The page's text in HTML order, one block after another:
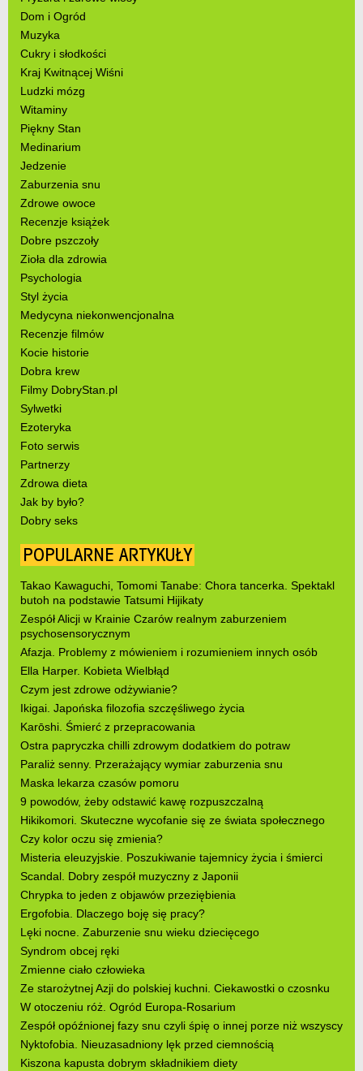
Dom i Ogród
Muzyka
Cukry i słodkości
Kraj Kwitnącej Wiśni
Ludzki mózg
Witaminy
Piękny Stan
Medinarium
Jedzenie
Zaburzenia snu
Zdrowe owoce
Recenzje książek
Dobre pszczoły
Zioła dla zdrowia
Psychologia
Styl życia
Medycyna niekonwencjonalna
Recenzje filmów
Kocie historie
Dobra krew
Filmy DobryStan.pl
Sylwetki
Ezoteryka
Foto serwis
Partnerzy
Zdrowa dieta
Jak by było?
Dobry seks
POPULARNE ARTYKUŁY
Takao Kawaguchi, Tomomi Tanabe: Chora tancerka. Spektakl
butoh na podstawie Tatsumi Hijikaty
Zespół Alicji w Krainie Czarów realnym zaburzeniem
psychosensorycznym
Afazja. Problemy z mówieniem i rozumieniem innych osób
Ella Harper. Kobieta Wielbłąd
Czym jest zdrowe odżywianie?
Ikigai. Japońska filozofia szczęśliwego życia
Karōshi. Śmierć z przepracowania
Ostra papryczka chilli zdrowym dodatkiem do potraw
Paraliż senny. Przerażający wymiar zaburzenia snu
Maska lekarza czasów pomoru
9 powodów, żeby odstawić kawę rozpuszczalną
Hikikomori. Skuteczne wycofanie się ze świata społecznego
Czy kolor oczu się zmienia?
Misteria eleuzyjskie. Poszukiwanie tajemnicy życia i śmierci
Scandal. Dobry zespół muzyczny z Japonii
Chrypka to jeden z objawów przeziębienia
Ergofobia. Dlaczego boję się pracy?
Lęki nocne. Zaburzenie snu wieku dziecięcego
Syndrom obcej ręki
Zmienne ciało człowieka
Ze starożytnej Azji do polskiej kuchni. Ciekawostki o czosnku
W otoczeniu róż. Ogród Europa-Rosarium
Zespół opóźnionej fazy snu czyli śpię o innej porze niż wszyscy
Nyktofobia. Nieuzasadniony lęk przed ciemnością
Kiszona kapusta dobrym składnikiem diety